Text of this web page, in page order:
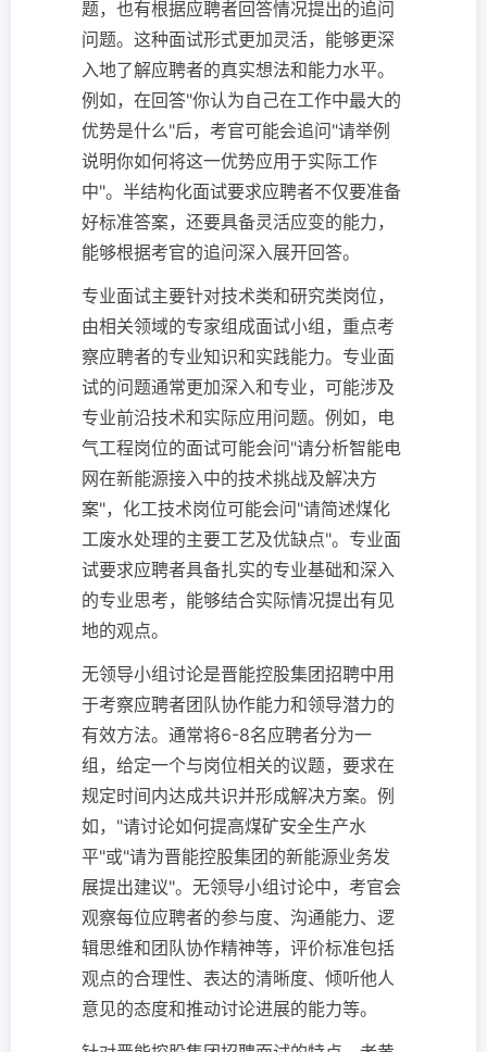
题，也有根据应聘者回答情况提出的追问
问题。这种面试形式更加灵活，能够更深
入地了解应聘者的真实想法和能力水平。
例如，在回答"你认为自己在工作中最大的
优势是什么"后，考官可能会追问"请举例
说明你如何将这一优势应用于实际工作
中"。半结构化面试要求应聘者不仅要准备
好标准答案，还要具备灵活应变的能力，
能够根据考官的追问深入展开回答。
专业面试主要针对技术类和研究类岗位，
由相关领域的专家组成面试小组，重点考
察应聘者的专业知识和实践能力。专业面
试的问题通常更加深入和专业，可能涉及
专业前沿技术和实际应用问题。例如，电
气工程岗位的面试可能会问"请分析智能电
网在新能源接入中的技术挑战及解决方
案"，化工技术岗位可能会问"请简述煤化
工废水处理的主要工艺及优缺点"。专业面
试要求应聘者具备扎实的专业基础和深入
的专业思考，能够结合实际情况提出有见
地的观点。
无领导小组讨论是晋能控股集团招聘中用
于考察应聘者团队协作能力和领导潜力的
有效方法。通常将6-8名应聘者分为一
组，给定一个与岗位相关的议题，要求在
规定时间内达成共识并形成解决方案。例
如，"请讨论如何提高煤矿安全生产水
平"或"请为晋能控股集团的新能源业务发
展提出建议"。无领导小组讨论中，考官会
观察每位应聘者的参与度、沟通能力、逻
辑思维和团队协作精神等，评价标准包括
观点的合理性、表达的清晰度、倾听他人
意见的态度和推动讨论进展的能力等。